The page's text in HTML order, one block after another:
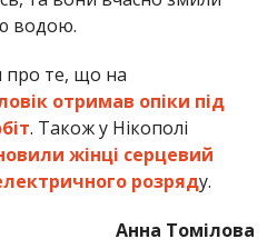
водою.
про те, що на
отримав опіки під
. Також у Нікополі
жінці серцевий
розряду.
Анна Томілова